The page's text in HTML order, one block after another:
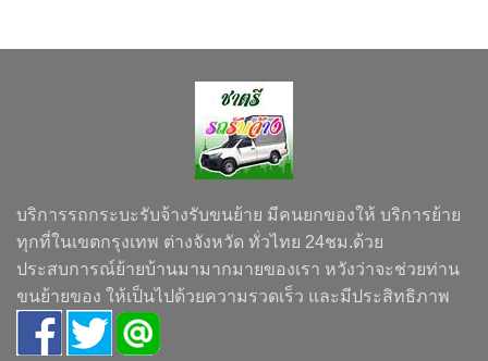
บริการรถกระบะรับจ้างรับขนย้าย มีคนยกของให้ บริการย้าย
ทุกที่ในเขตกรุงเทพ ต่างจังหวัด ทั่วไทย 24ชม.ด้วย
ประสบการณ์ย้ายบ้านมามากมายของเรา หวังว่าจะช่วยท่าน
ขนย้ายของ ให้เป็นไปด้วยความรวดเร็ว และมีประสิทธิภาพ